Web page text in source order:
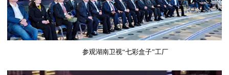
参观湖南卫视“七彩盒子”工厂